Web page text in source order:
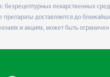
безрецептурных лекарственных
препараты доставляются до
и акциях, может быть